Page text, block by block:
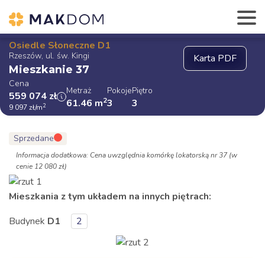
Osiedle Słoneczne D1
Rzeszów, ul. św. Kingi
Mieszkanie 37
Cena
559 074 zł
9 097zł/m2
Metraż
61.46 m2
Pokoje
3
Piętro
3
Sprzedane
Informacja dodatkowa: Cena uwzględnia komórkę lokatorską nr 37 (w
cenie 12 080 zł)
Mieszkania z tym układem na innych piętrach:
Budynek D1 2